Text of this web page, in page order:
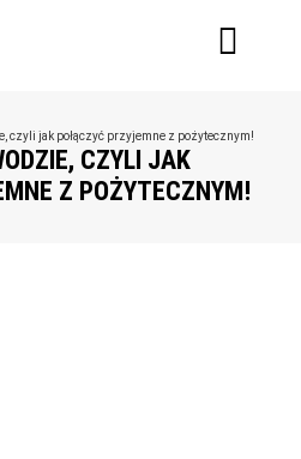
czyli jak połączyć przyjemne z pożytecznym!
CZYLI JAK
Z POŻYTECZNYM!